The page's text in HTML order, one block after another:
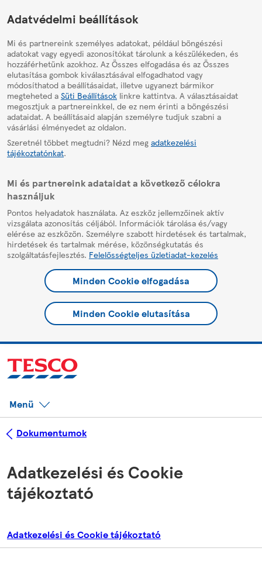
HelpPage
Adatvédelmi beállítások
Mi és partnereink személyes adatokat, például böngészési
adatokat vagy egyedi azonosítókat tárolunk a készülékeden, és
hozzáférhetünk azokhoz. Az Összes elfogadása és az Összes
elutasítása gombok kiválasztásával elfogadhatod vagy
módosíthatod a beállításaidat, illetve ugyanezt bármikor
megteheted a Süti Beállítások linkre kattintva. A választásaidat
megosztjuk a partnereinkkel, de ez nem érinti a böngészési
adataidat. A beállításaid alapján személyre tudjuk szabni a
vásárlási élményedet az oldalon.
Szeretnél többet megtudni? Nézd meg adatkezelési
tájékoztatónkat.
Mi és partnereink adataidat a következő célokra
használjuk
Pontos helyadatok használata. Az eszköz jellemzőinek aktív
vizsgálata azonosítás céljából. Információk tárolása és/vagy
elérése az eszközön. Személyre szabott hirdetések és tartalmak,
hirdetések és tartalmak mérése, közönségkutatás és
szolgáltatásfejlesztés. Felelősségteljes üzletiadat-kezelés
Minden Cookie elfogadása
Minden Cookie elutasítása
Menü
Dokumentumok
Adatkezelési és Cookie
tájékoztató
Adatkezelési és Cookie tájékoztató